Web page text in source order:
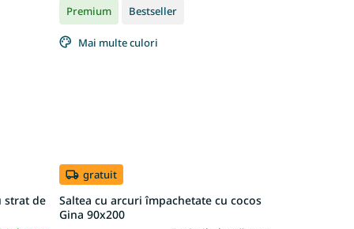
strat de
Premium Bestseller
Mai multe culori
gratuit
Saltea cu arcuri împachetate cu cocos
Gina 90x200